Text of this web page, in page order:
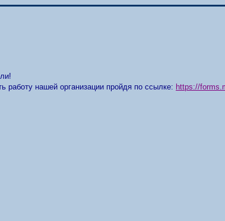
работу нашей организации пройдя по ссылке: https://